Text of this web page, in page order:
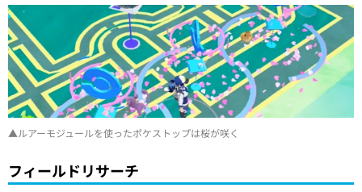
▲ルアーモジュールを使ったポケストップは桜が咲く
フィールドリサーチ